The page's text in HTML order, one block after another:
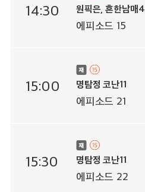
14:30 원픽은, 흔한남매4
에피소드 15
15:00 명탐정 코난11
에피소드 21
15:30 명탐정 코난11
에피소드 22